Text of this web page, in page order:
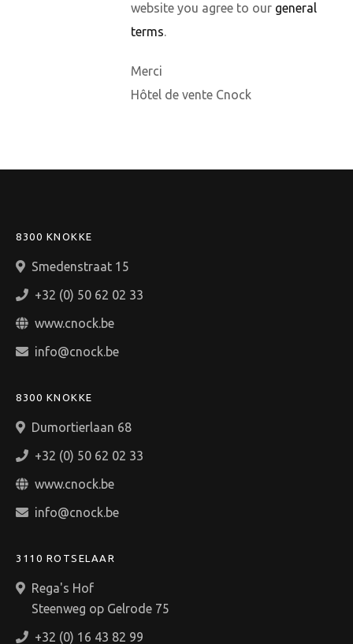
website you agree to our general
terms.
Merci
Hôtel de vente Cnock
8300 KNOKKE
Smedenstraat 15
+32 (0) 50 62 02 33
www.cnock.be
info@cnock.be
8300 KNOKKE
Dumortierlaan 68
+32 (0) 50 62 02 33
www.cnock.be
info@cnock.be
3110 ROTSELAAR
Rega's Hof
Steenweg op Gelrode 75
+32 (0) 16 43 82 99